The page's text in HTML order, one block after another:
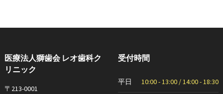
医療法人獅歯会 レオ歯科ク
リニック
〒213-0001
受付時間
平日 10:00 - 13:00 / 14:00 - 18:30